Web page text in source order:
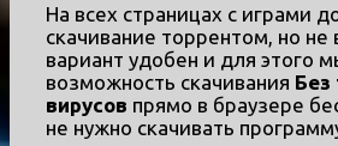
На всех страницах с играми
скачивание торрентом, но не
вариант удобен и для этого
возможность скачивания Без
вирусов прямо в браузере
не нужно скачивать